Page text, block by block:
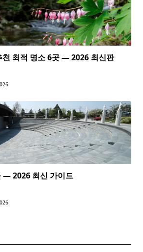
천 최적 명소 6곳 — 2026 최신판
— 2026 최신 가이드